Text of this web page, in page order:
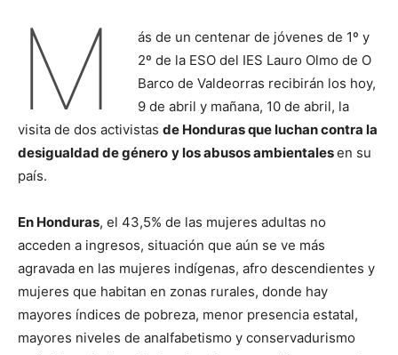
M
ás de un centenar de jóvenes de 1º y
2º de la ESO del IES Lauro Olmo de O
Barco de Valdeorras recibirán los hoy,
9 de abril y mañana, 10 de abril, la
visita de dos activistas de Honduras que luchan contra la
desigualdad de género y los abusos ambientalesen su
país.
En Honduras, el 43,5% de las mujeres adultas no
acceden a ingresos, situación que aún se ve más
agravada en las mujeres indígenas, afro descendientes y
mujeres que habitan en zonas rurales, donde hay
mayores índices de pobreza, menor presencia estatal,
mayores niveles de analfabetismo y conservadurismo